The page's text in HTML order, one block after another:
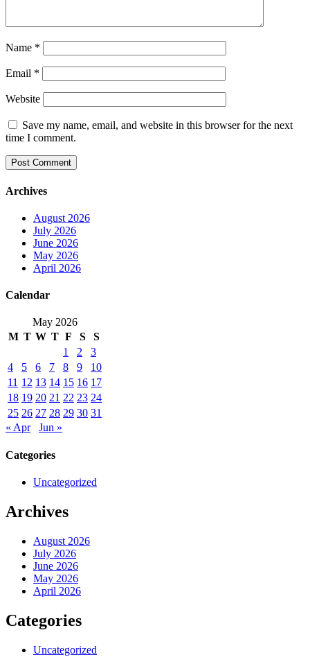
Name *
Email *
Website
Save my name, email, and website in this browser for the next
time I comment.
Archives
August 2026
July 2026
June 2026
May 2026
April 2026
Calendar
May 2026
M T W T F S
S
1
2
3
4
5 6 7 8 9
10
11 12 13 14 15 16 17
18 19 20 21 22 23 24
25 26 27 28 29 30 31
« Apr
Jun »
Categories
Uncategorized
Archives
August 2026
July 2026
June 2026
May 2026
April 2026
Categories
Uncategorized